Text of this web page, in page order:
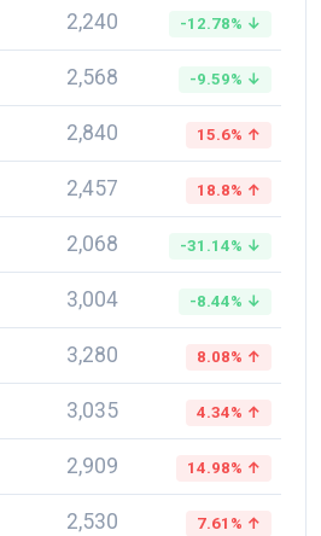
2,240 -12.78% ↓
2,568 -9.59% ↓
2,840 15.6% ↑
2,457 18.8% ↑
2,068 -31.14% ↓
3,004 -8.44% ↓
3,280 8.08% ↑
3,035 4.34% ↑
2,909 14.98% ↑
2,530 7.61% ↑